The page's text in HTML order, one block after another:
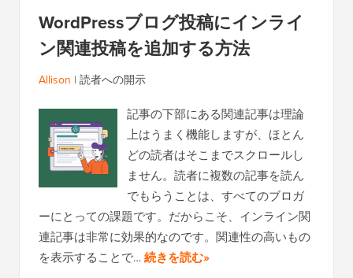
WordPressブログ投稿にインライ
ン関連投稿を追加する方法
Allison | 読者への開示
記事の下部にある関連記事は理論
上はうまく機能しますが、ほとん
どの読者はそこまでスクロールし
ません。読者に複数の記事を読ん
でもらうことは、すべてのブロガ
ーにとっての課題です。だからこそ、インライン関
連記事は非常に効果的なのです。関連性の高いもの
を表示することで…続きを読む»